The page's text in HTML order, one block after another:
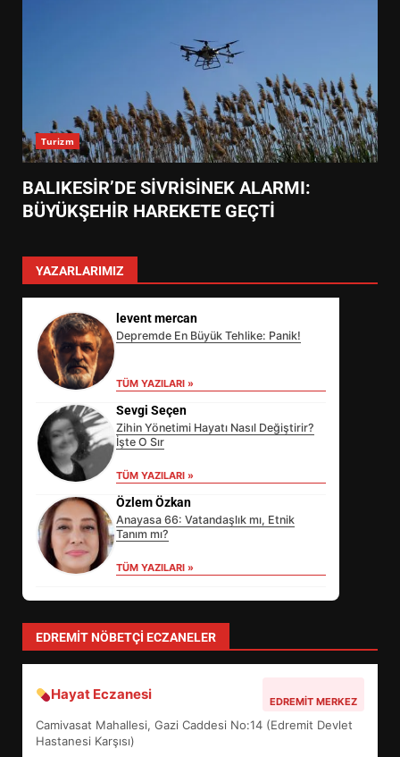
Turizm
BALIKESİR’DE SİVRİSİNEK ALARMI:
BÜYÜKŞEHİR HAREKETE GEÇTİ
YAZARLARIMIZ
levent mercan
Depremde En Büyük Tehlike: Panik!
TÜM YAZILARI »
Sevgi Seçen
Zihin Yönetimi Hayatı Nasıl Değiştirir?
İşte O Sır
TÜM YAZILARI »
Özlem Özkan
Anayasa 66: Vatandaşlık mı, Etnik
Tanım mı?
TÜM YAZILARI »
GEÇİYOR: GÖZLER BULUŞMADA
EDREMIT NÖBETÇI ECZANELER
3
SÜRDÜRÜLEBİLİRLİKTE NE